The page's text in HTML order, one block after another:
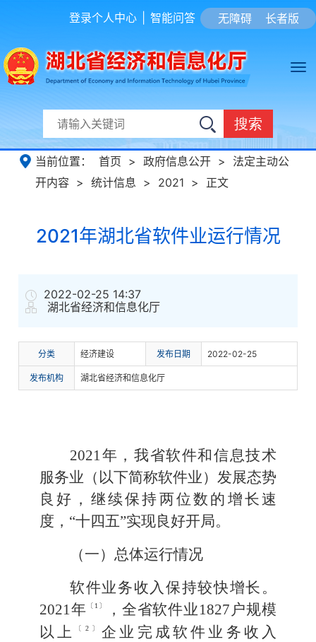
无障碍 长者版
登录个人中心 智能问答
搜索
当前位置： 首页 > 政府信息公开 >
法定主动公
开内容 > 统计信息 > 2021 > 正文
2021年湖北省软件业运行情况
2022-02-25 14:37
湖北省经济和信息化厅
分类 经济建设 发布日期 2022-02-25
发布机构 湖北省经济和信息化厅
2021年 ，我省软件和信息技术
服务业（以下简称软件业） 发展态势
良好，继续保持两位数的 增长速
度 ， “十四五”实现良好开局。
（一）总体运行情况
软件业务收入 保持较快增长 。
2021年 〔1 〕 ，全省软件业1827 户规模
以上
〔2〕 企业完成软件业务收入